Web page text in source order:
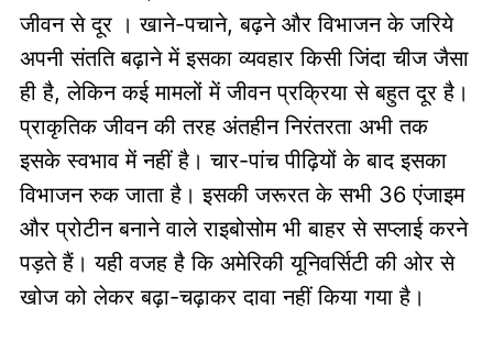
जीवन से दूर । खाने-पचाने, बढ़ने और विभाजन के जरिये
अपनी संतति बढ़ाने में इसका व्यवहार किसी जिंदा चीज जैसा
ही है, लेकिन कई मामलों में जीवन प्रक्रिया से बहुत दूर है।
प्राकृतिक जीवन की तरह अंतहीन निरंतरता अभी तक
इसके स्वभाव में नहीं है। चार-पांच पीढ़ियों के बाद इसका
विभाजन रुक जाता है। इसकी जरूरत के सभी 36 एंजाइम
और प्रोटीन बनाने वाले राइबोसोम भी बाहर से सप्लाई करने
पड़ते हैं। यही वजह है कि अमेरिकी यूनिवर्सिटी की ओर से
खोज को लेकर बढ़ा-चढ़ाकर दावा नहीं किया गया है।